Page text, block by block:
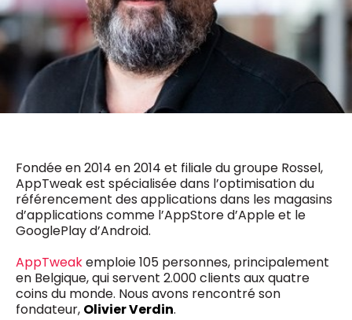
Fondée en 2014 en 2014 et filiale du groupe Rossel,
AppTweak est spécialisée dans l’optimisation du
référencement des applications dans les magasins
d’applications comme l’AppStore d’Apple et le
GooglePlay d’Android.
AppTweakemploie 105 personnes, principalement
en Belgique, qui servent 2.000 clients aux quatre
coins du monde. Nous avons rencontré son
fondateur, Olivier Verdin.
0498 88 64 89
f.bouchar@mm.be
Chief Editor
Griet Byl
0475 97 12 57
g.byl@mm.be
Damien Lemaire
0477 37 31 65
d.lemaire@mm.be
VALIDER
NOTRE CONTENU DIGITAL :
Daily
1 x week
MM Tech
10 x year
MM Best of
Research
10 x year
MM Blue
4 x year
Des questions ?